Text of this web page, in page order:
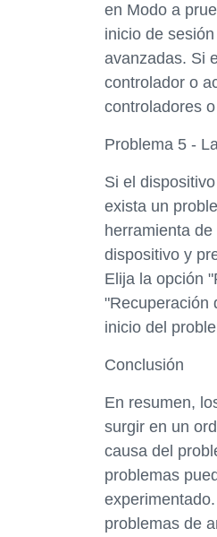
en Modo a
inicio de
avanzadas. Si
controlador o
controladores
Problema 5 -
Si el
exista un
herramienta
dispositivo y
Elija la opción
"Recuperación
inicio del
Conclusión
En resumen,
surgir en un
causa del
problemas
problemas de